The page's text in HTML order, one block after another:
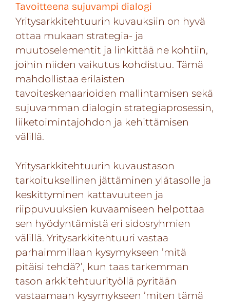
Tavoitteena sujuvampi dialogi
Yritysarkkitehtuurin kuvauksiin on hyvä
ottaa mukaan strategia- ja
muutoselementit ja linkittää ne kohtiin,
joihin niiden vaikutus kohdistuu. Tämä
mahdollistaa erilaisten
tavoiteskenaarioiden mallintamisen sekä
sujuvamman dialogin strategiaprosessin,
liiketoimintajohdon ja kehittämisen
välillä.
Yritysarkkitehtuurin kuvaustason
tarkoituksellinen jättäminen ylätasolle ja
keskittyminen kattavuuteen ja
riippuvuuksien kuvaamiseen helpottaa
sen hyödyntämistä eri sidosryhmien
välillä. Yritysarkkitehtuuri vastaa
parhaimmillaan kysymykseen ’mitä
pitäisi tehdä?’, kun taas tarkemman
tason arkkitehtuurityöllä pyritään
vastaamaan kysymykseen ’miten tämä